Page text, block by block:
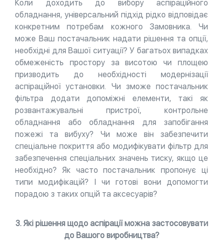
Коли доходить до вибору аспіраційного
обладнання, універсальний підхід рідко відповідає
конкретним потребам кожного Замовника. Чи
може Ваш постачальник надати рішення та опції,
необхідні для Вашої ситуації? У багатьох випадках
обмеженість простору за висотою чи площею
призводить до необхідності модернізації
аспіраційної установки. Чи зможе постачальник
фільтра додати допоміжні елементи, такі як
розвантажувальні пристрої, контрольне
обладнання або обладнання для запобігання
пожежі та вибуху? Чи може він забезпечити
спеціальне покриття або модифікувати фільтр для
забезпечення спеціальних значень тиску, якщо це
необхідно? Як часто постачальник пропонує ці
типи модифікацій? І чи готові вони допомогти
порадою з таких опцій та аксесуарів?
3. Які рішення щодо аспірації можна застосовувати
до Вашого виробництва?